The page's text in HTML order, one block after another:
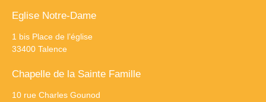
Eglise Notre-Dame
1 bis Place de l’église
33400 Talence
Chapelle de la Sainte Famille
10 rue Charles Gounod